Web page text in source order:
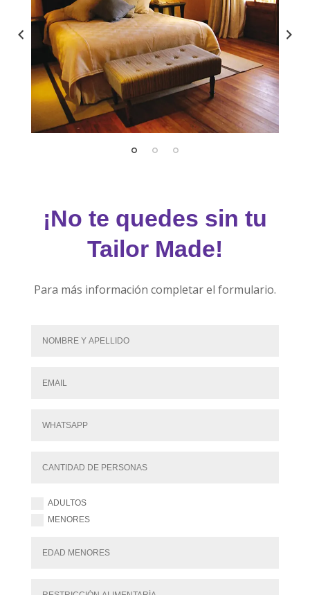
¡No te quedes sin tu
Tailor Made!
Para más información completar el formulario.
ADULTOS
MENORES